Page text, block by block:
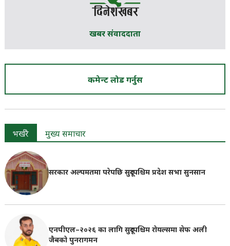
खबर संवाददाता
कमेन्ट लोड गर्नुस
भर्खरै मुख्य समाचार
सरकार अल्पमतमा परेपछि सुदूरपश्चिम प्रदेश सभा सुनसान
एनपीएल–२०२६ का लागि सुदूरपश्चिम रोयल्समा सेफ अली
जैबको पुनरागमन